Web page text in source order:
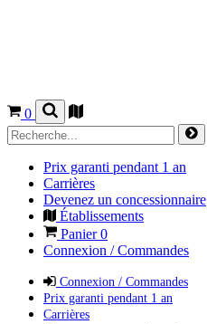
0
Prix garanti pendant 1 an
Carrières
Devenez un concessionnaire
Établissements
Panier0
Connexion / Commandes
Connexion / Commandes
Prix garanti pendant 1 an
Carrières